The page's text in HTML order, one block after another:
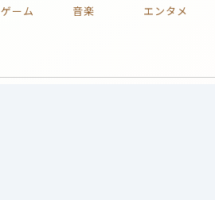
ゲーム 音楽
エンタメ